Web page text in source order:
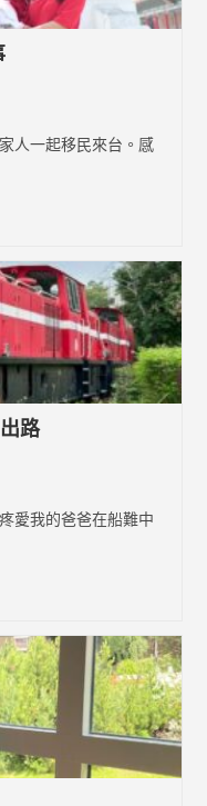
人一起移民來台。感
路
愛我的爸爸在船難中